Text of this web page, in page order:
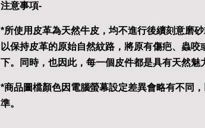
注意事項-
*所使用皮革為天然牛皮，均不進行後續刻意磨砂
以保持皮革的原始自然紋路，將原有傷疤、蟲咬
下。同時，也因此，每一個皮件都是具有天然魅
*商品圖檔顏色因電腦螢幕設定差異會略有不同
準。